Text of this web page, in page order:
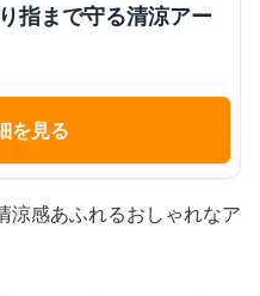
指まで守る清涼アー
を見る
涼感あふれるおしゃれなア